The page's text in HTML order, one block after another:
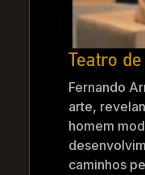
Teatro
Fernando
arte,
homem
caminhos